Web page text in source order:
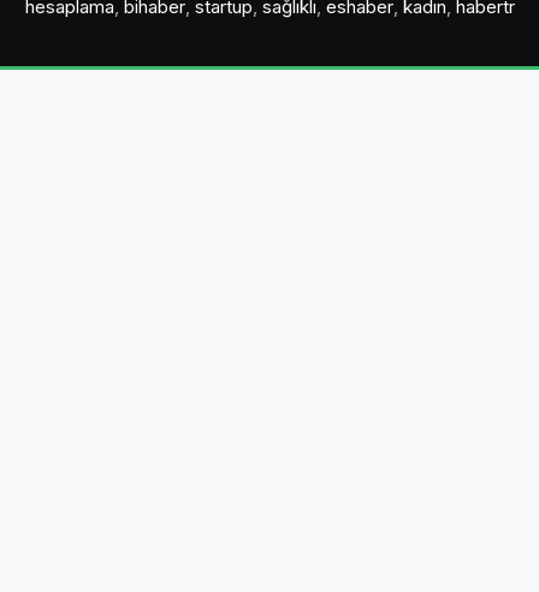
hesaplama, bihaber, startup, sağlıklı, eshaber, kadın, habertr